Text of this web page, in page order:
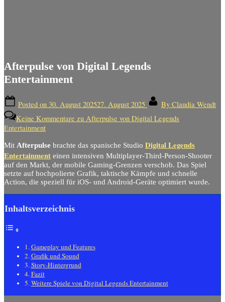
Afterpulse von Digital Legends
Entertainment
Posted on 30. August 202527. August 2025 By Claudia Wendt
Keine Kommentare zu Afterpulse von Digital Legends
Entertainment
Mit Afterpulse brachte das spanische Studio Digital Legends
Entertainment einen intensiven Multiplayer-Third-Person-Shooter
auf den Markt, der mobile Gaming-Grenzen verschob. Das Spiel
setzte auf hochpolierte Grafik, taktische Kämpfe und schnelle
Action, die speziell für iOS- und Android-Geräte optimiert wurde.
Inhaltsverzeichnis
Gameplay und Features
Grafik und Sound
Story-Hintergrund
Fazit
Weitere Spiele von Digital Legends Entertainment